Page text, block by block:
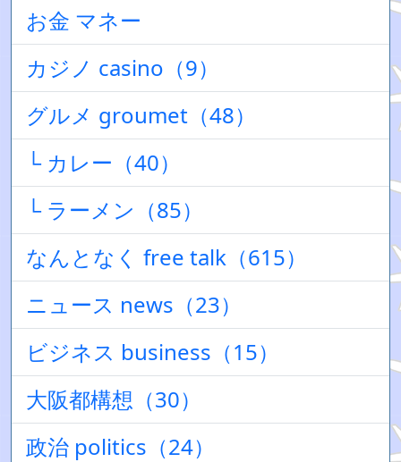
お金 マネー
カジノ casino（9）
グルメ groumet（48）
└ カレー（40）
└ ラーメン（85）
なんとなく free talk（615）
ニュース news（23）
ビジネス business（15）
大阪都構想（30）
政治 politics（24）